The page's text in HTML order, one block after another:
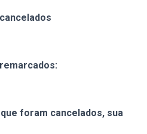
foram cancelados, sua